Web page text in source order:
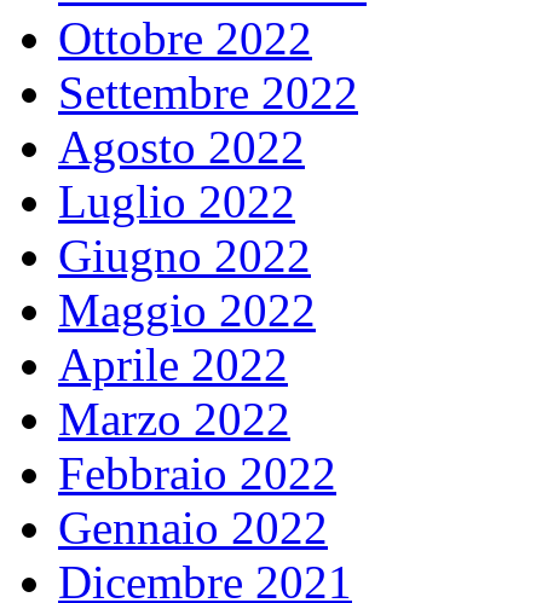
Ottobre 2022
Settembre 2022
Agosto 2022
Luglio 2022
Giugno 2022
Maggio 2022
Aprile 2022
Marzo 2022
Febbraio 2022
Gennaio 2022
Dicembre 2021